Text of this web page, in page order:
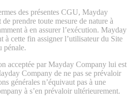
des présentes CGU, Mayday
prendre toute mesure de nature à
à en assurer l’exécution. Mayday
à cette fin assigner l’utilisateur du Site
pénale.
acceptée par Mayday Company lui est
Company de ne pas se prévaloir
générales n’équivaut pas à une
à s’en prévaloir ultérieurement.